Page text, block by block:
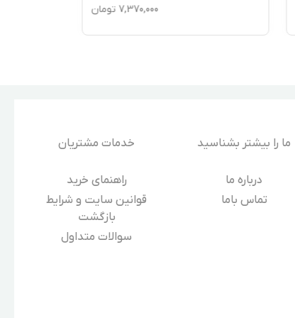
7,370,000 تومان
ما را بیشتر بشناسید
درباره‌ ما
تماس باما
خدمات مشتریان
راهنمای خرید
قوانین سایت و شرایط
بازگشت
سوالات متداول